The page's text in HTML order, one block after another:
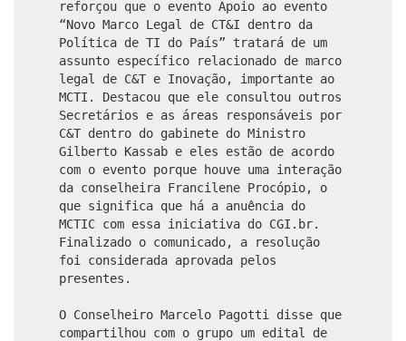
reforçou que o evento Apoio ao evento
“Novo Marco Legal de CT&I dentro da
Política de TI do País” tratará de um
assunto específico relacionado de marco
legal de C&T e Inovação, importante ao
MCTI. Destacou que ele consultou outros
Secretários e as áreas responsáveis por
C&T dentro do gabinete do Ministro
Gilberto Kassab e eles estão de acordo
com o evento porque houve uma interação
da conselheira Francilene Procópio, o
que significa que há a anuência do
MCTIC com essa iniciativa do CGI.br.
Finalizado o comunicado, a resolução
foi considerada aprovada pelos
presentes.
O Conselheiro Marcelo Pagotti disse que
compartilhou com o grupo um edital de